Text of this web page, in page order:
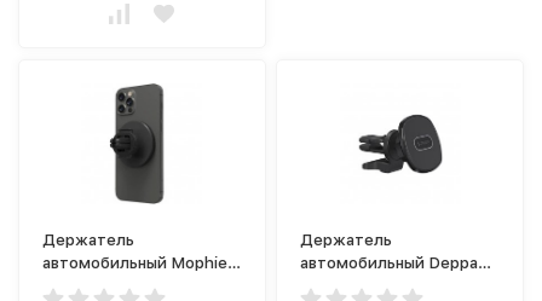
Держатель
автомобильный Mophie
Snap Plus Wireless Vent
Держатель
автомобильный Deppa
Mage Safe (55186),